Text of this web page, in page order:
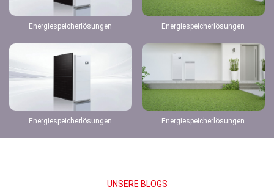
Energiespeicherlösungen Energiespeicherlösungen
Energiespeicherlösungen Energiespeicherlösungen
UNSERE BLOGS